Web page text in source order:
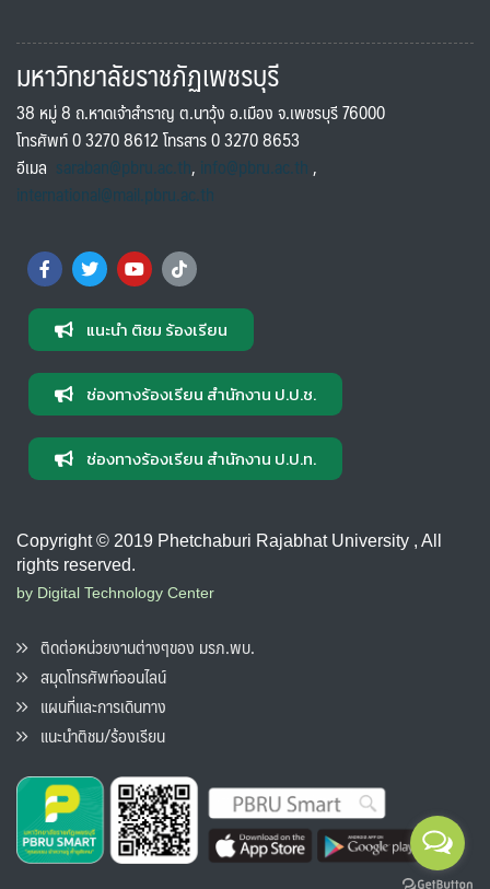
มหาวิทยาลัยราชภัฏเพชรบุรี
38 หมู่ 8 ถ.หาดเจ้าสำราญ ต.นาวุ้ง อ.เมือง จ.เพชรบุรี 76000
โทรศัพท์ 0 3270 8612 โทรสาร 0 3270 8653
อีเมล saraban@pbru.ac.th, info@pbru.ac.th,
international@mail.pbru.ac.th
แนะนำ ติชม ร้องเรียน
ช่องทางร้องเรียน สำนักงาน ป.ป.ช.
ช่องทางร้องเรียน สำนักงาน ป.ป.ท.
Copyright © 2019 Phetchaburi Rajabhat University , All
rights reserved.
by Digital Technology Center
ติดต่อหน่วยงานต่างๆของ มรภ.พบ.
สมุดโทรศัพท์ออนไลน์
แผนที่และการเดินทาง
แนะนำติชม/ร้องเรียน